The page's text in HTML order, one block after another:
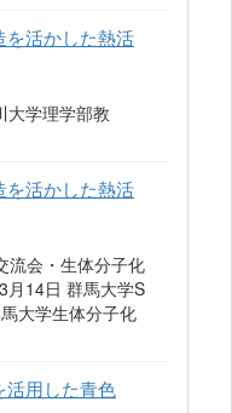
活かした熱活
大学理学部教
活かした熱活
流会・生体分子化
月14日 群馬大学S
大学生体分子化
活用した青色